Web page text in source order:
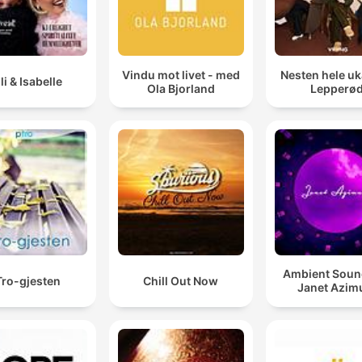
& Isabelle
Vindu mot livet - med
Ola Bjorland
Nesten hele
gjesten Chill Out Now
Ambient
Janet